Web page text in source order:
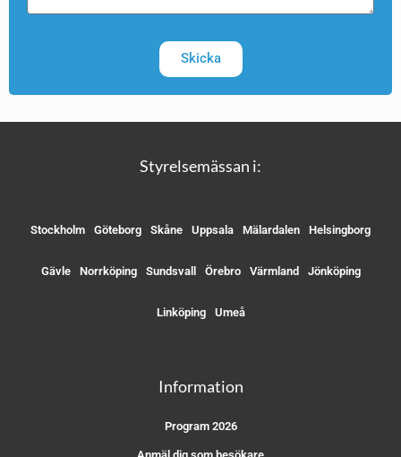
Skicka
Styrelsemässan i:
Stockholm Göteborg Skåne Uppsala Mälardalen Helsingborg
Gävle Norrköping Sundsvall Örebro Värmland Jönköping
Linköping Umeå
Information
Program 2026